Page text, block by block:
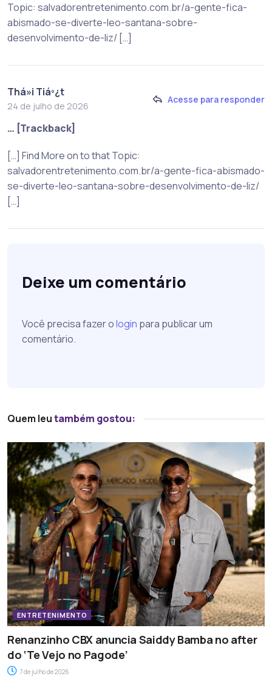
Topic: salvadorentretenimento.com.br/a-gente-fica-
abismado-se-diverte-leo-santana-sobre-
desenvolvimento-de-liz/ […]
Thá»i Tiáº¿t
24 de julho de 2026
Acesse para responder
… [Trackback]
[…] Find More on to that Topic:
salvadorentretenimento.com.br/a-gente-fica-abismado-
se-diverte-leo-santana-sobre-desenvolvimento-de-liz/
[…]
Deixe um comentário
Você precisa fazer ologin para publicar um
comentário.
Quem leutambém gostou:
ENTRETENIMENTO
Renanzinho CBX anuncia Saiddy Bamba no after
do ‘Te Vejo no Pagode’
7 de julho de 2026